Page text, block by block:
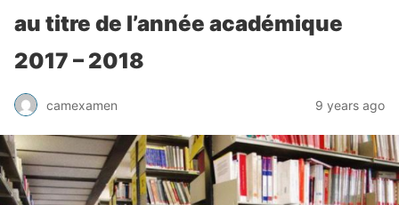
au titre de l’année académique
2017 – 2018
camexamen 9 years ago